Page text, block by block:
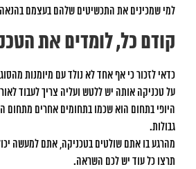
למי שמכינים את התכשיטים שלהם בעצמם
קודם כל, לומדים את
כדאי לזכור כי אף אחד לא נולד עם מיומנות
על טכניקה אותה יש ללטש ועליה צריך לעבוד
היופי בתחום הוא שכמו בתחומים אחרים מתחום
גבולות.
מהרגע בו אתם שולטים בטכניקה, אתם למעשה
תרצו כל עוד יש לכם השראה.